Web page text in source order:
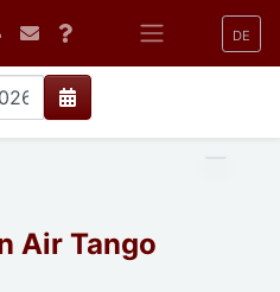
DE
Air Tango